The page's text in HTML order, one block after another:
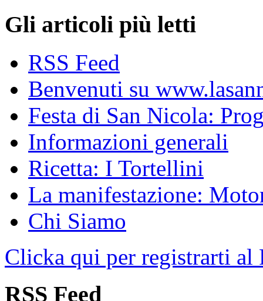
Gli articoli più letti
RSS Feed
Benvenuti su
Festa di San Nicola:
Informazioni generali
Ricetta: I Tortellini
La manifestazione:
Chi Siamo
Clicka qui per registrarti al
RSS Feed